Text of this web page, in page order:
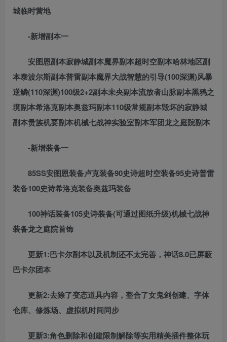
城临时营地
-新增副本一
安图恩副本寂静城副本魔界副本超时空副本哈林地区副
本泰波尔斯副本普雷副本魔界大战智慧的引导(100深渊)风暴
逆鳞(110深渊)100级2+2副本未央副本流放者山脉副本黑鸦之
境副本希洛克副本奥兹玛副本110级常规副本毁坏的寂静城
副本贵族机要副本机械七战神实验室副本军团龙之庭院副本
-新增装备一
85SS安图恩装备卢克装备90史诗超时空装备95史诗普雷
装备100史诗希洛克装备奥兹玛装备
100神话装备105史诗装备(可通过图纸升级)机械七战神
装备龙之庭院首饰
更新1:巴卡尔副本以及机制还不太完善，神话8.0已屏蔽
巴卡尔团本
更新2:去除了变态道具内容，整合了女鬼剑创建、字体
仓库、修炼场、虚拟机时间同步
更新3:角色删除和创建限制解除等实用精美插件整体玩